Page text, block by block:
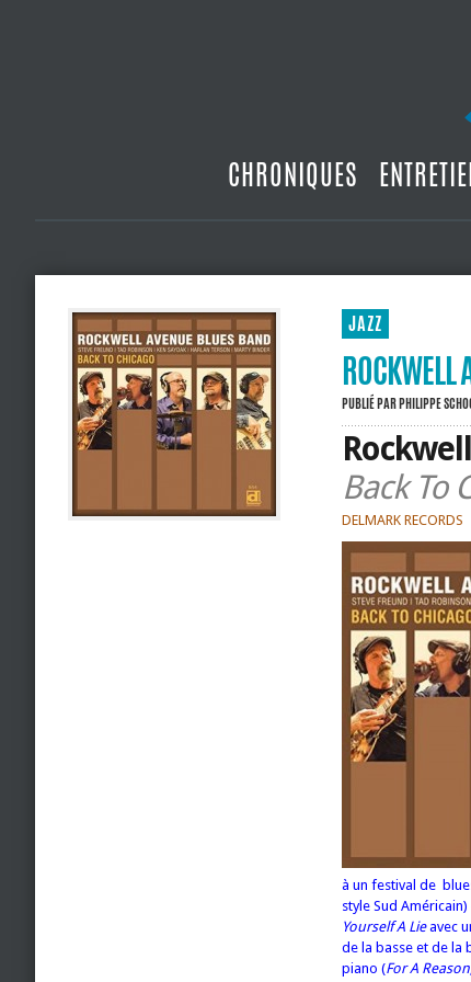
CHRONIQUES
JAZZ
ROCKWELL
PUBLIÉ PARPHILIPPE
Back To
DELMARK RECORDS
à un festival de
style Sud Américain)
Yourself A Lieavec
de la basse et de la
piano (For A